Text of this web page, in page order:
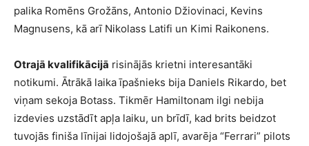
palika Romēns Grožāns, Antonio Džiovinaci, Kevins
Magnusens, kā arī Nikolass Latifi un Kimi Raikonens.
Otrajā kvalifikācijā risinājās krietni interesantāki
notikumi. Ātrākā laika īpašnieks bija Daniels Rikardo, bet
viņam sekoja Botass. Tikmēr Hamiltonam ilgi nebija
izdevies uzstādīt apļa laiku, un brīdī, kad brits beidzot
tuvojās finiša līnijai lidojošajā aplī, avarēja “Ferrari” pilots